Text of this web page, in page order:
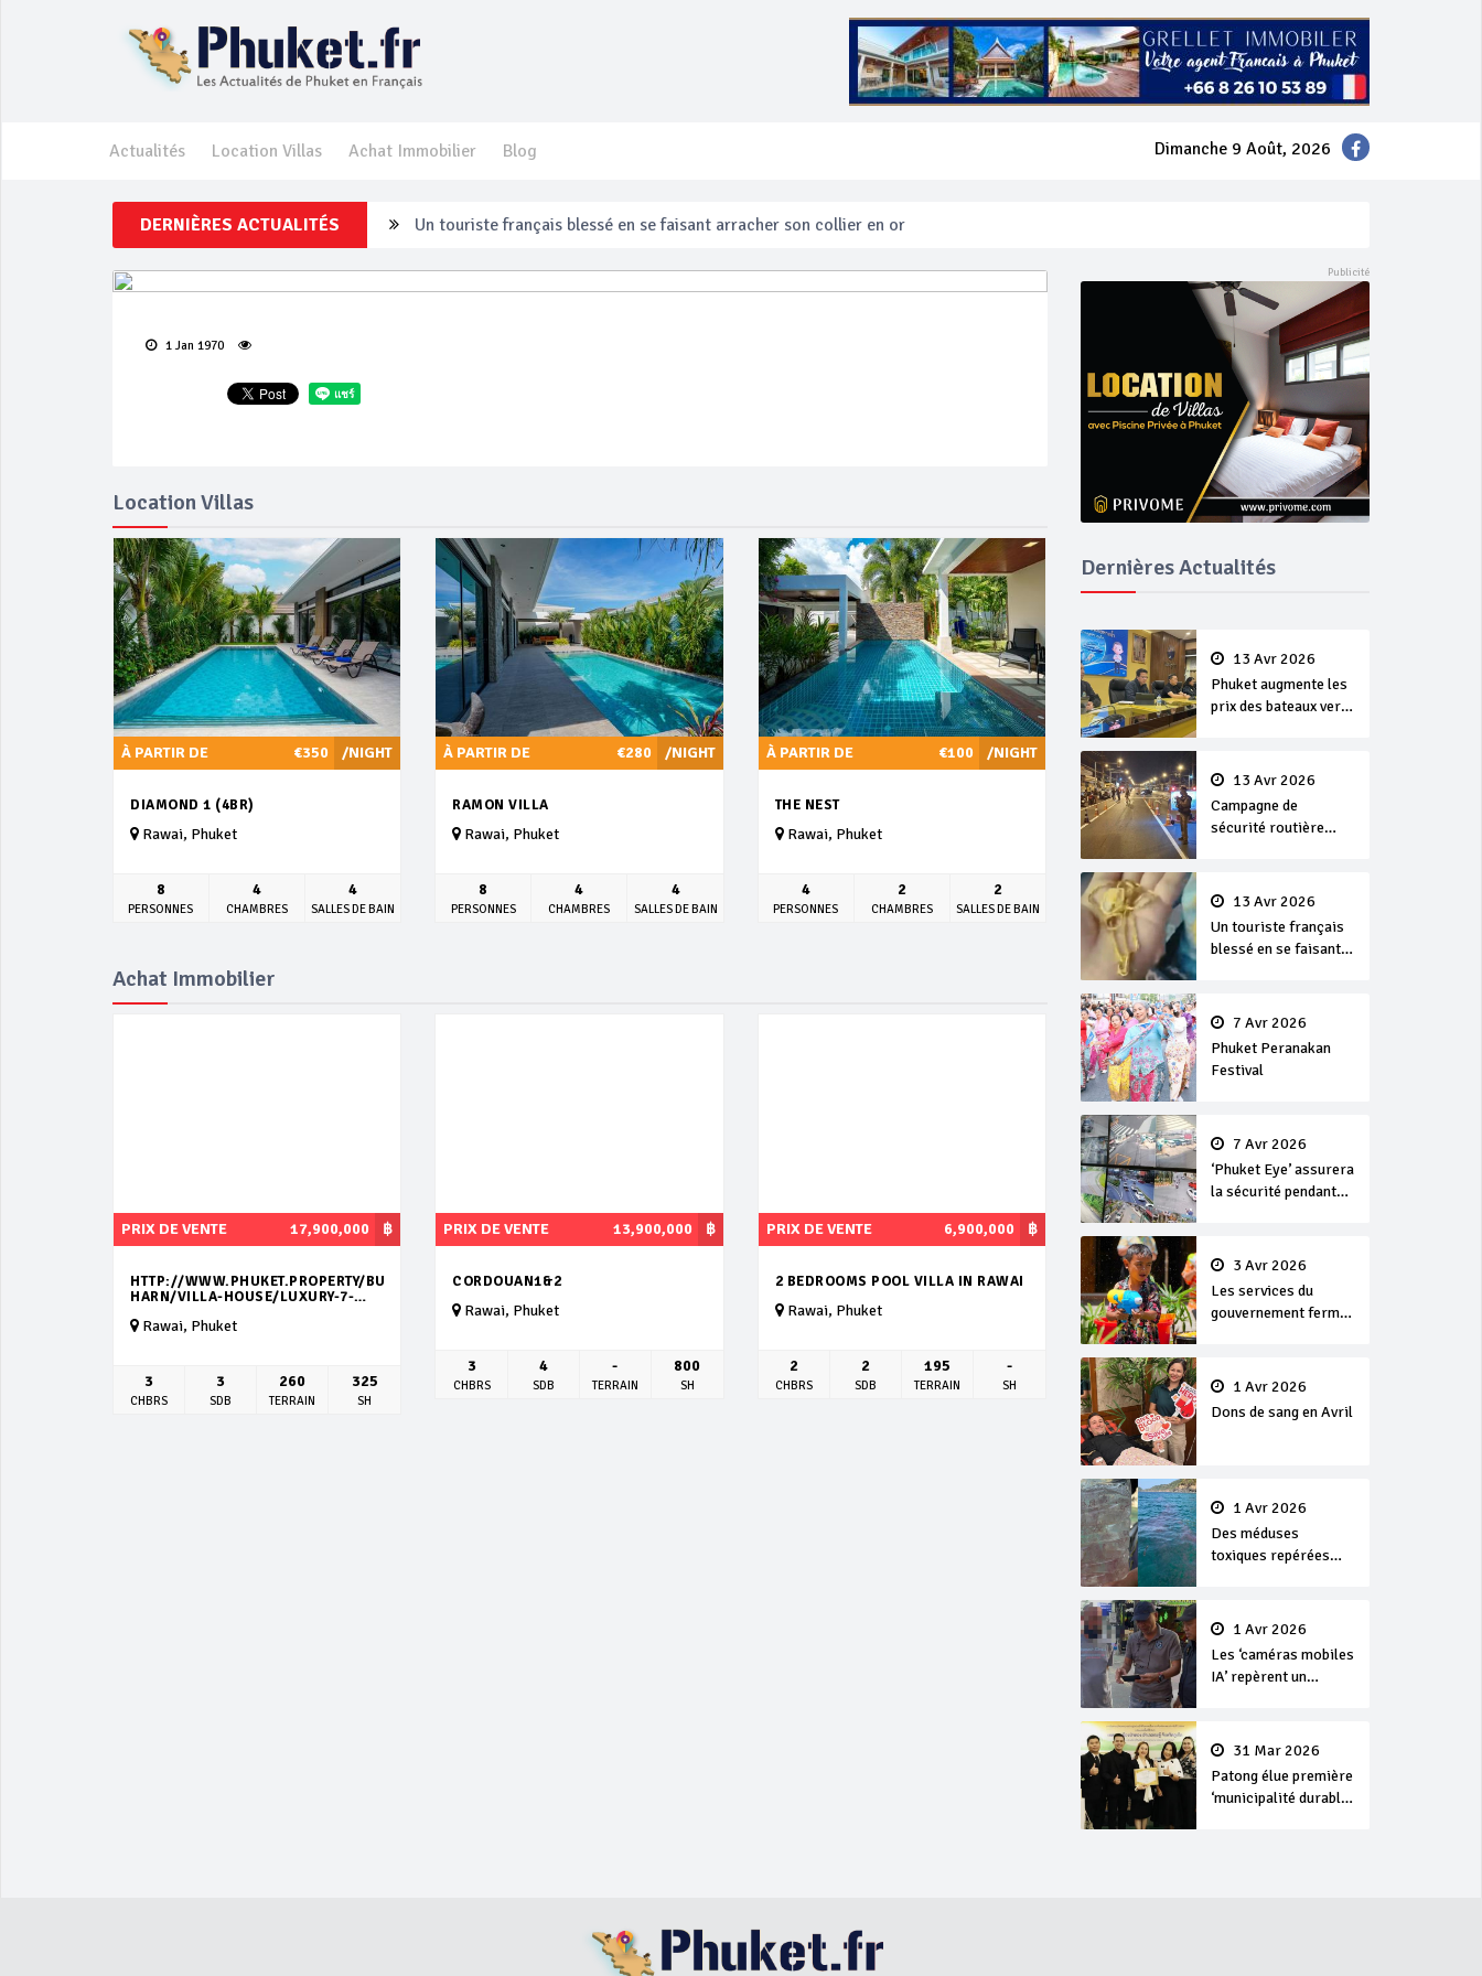
Actualités Location Villas Achat Immobilier Blog Dimanche 9 Août, 2026
DERNIÈRES ACTUALITÉS Un touriste français blessé en se faisant arracher son collier en or
Phuket Peranakan Festival
1 Jan 1970
Dernières Actualités
13 Avr 2026
Phuket augmente les
prix des bateaux vers
13 Avr 2026
Campagne de
sécurité routière
13 Avr 2026
Un touriste français
blessé en se faisant
7 Avr 2026
Phuket Peranakan
Festival
7 Avr 2026
‘Phuket Eye’ assurera
la sécurité pendant
3 Avr 2026
Les services du
gouvernement fermés
Songkran
1 Avr 2026
Dons de sang en Avril
1 Avr 2026
Des méduses
toxiques repérées
1 Avr 2026
Les ‘caméras mobiles
IA’ repèrent un
séjour31 Mar 2026
Patong élue première
‘municipalité durable’
Location Villas
/NIGHT
À PARTIR DE €350
DIAMOND 1 (4BR)
Rawai, Phuket
8
PERSONNES
4
CHAMBRES
4
SALLES DE BAIN
/NIGHT
À PARTIR DE €280
RAMON VILLA
Rawai, Phuket
8
PERSONNES
4
CHAMBRES
4
SALLES DE BAIN
/NIGHT
À PARTIR DE €100
THE NEST
Rawai, Phuket
4
PERSONNES
2
CHAMBRES
2
SALLES DE BAIN
Achat Immobilier
฿
PRIX DE VENTE 17,900,000
HTTP://WWW.PHUKET.PROPERTY/BUY/NAI-
HARN/VILLA-HOUSE/LUXURY-7-
Rawai, Phuket
3
CHBRS
3
SDB
260
TERRAIN
325
SH
฿
PRIX DE VENTE 13,900,000
CORDOUAN1&2
Rawai, Phuket
3
CHBRS
4
SDB
-
TERRAIN
800
SH
฿
PRIX DE VENTE 6,900,000
2 BEDROOMS POOL VILLA IN RAWAI
Rawai, Phuket
2
CHBRS
2
SDB
195
TERRAIN
-
SH